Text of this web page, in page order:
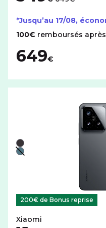
*Jusqu’au 17/08,
100€ remboursés
649€
Liste de couleurs
Noir
Vert - indisponible
200€ de Bonus reprise
Xiaomi